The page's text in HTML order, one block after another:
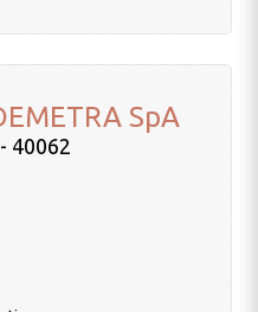
SpA
40062